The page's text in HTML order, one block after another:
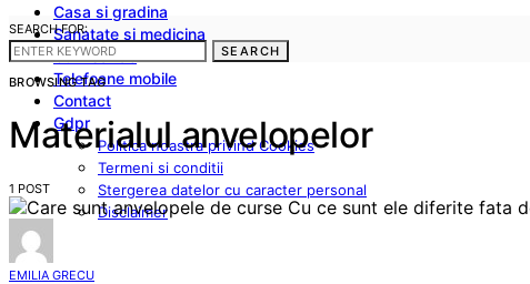
Casa si gradina
Sanatate si medicina
Cum sa fac
Telefoane mobile
Contact
Gdpr
Politica noastra privind Cookies
Termeni si conditii
Stergerea datelor cu caracter personal
Disclaimer
SEARCH FOR:
SEARCH
BROWSING TAG
Materialul anvelopelor
1 POST
EMILIA GRECU